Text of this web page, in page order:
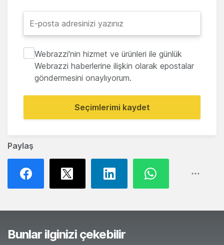
Paylaş
Webrazzi'nin hizmet ve ürünleri ile günlük
Webrazzi haberlerine ilişkin olarak epostalar
göndermesini onaylıyorum.
Seçimlerimi kaydet
Bunlar ilginizi çekebilir